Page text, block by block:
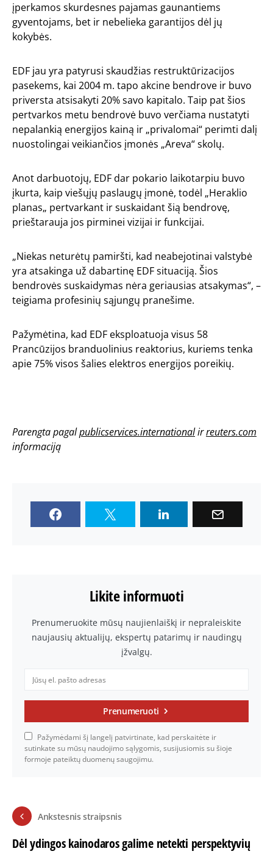
įperkamos skurdesnes pajamas gaunantiems
gyventojams, bet ir nebelieka garantijos dėl jų
kokybės.
EDF jau yra patyrusi skaudžias restruktūrizacijos
pasekems, kai 2004 m. tapo akcine bendrove ir buvo
priversta atsisakyti 20% savo kapitalo. Taip pat šios
pertvarkos metu bendrovė buvo verčiama nustatyti
nepalankią energijos kainą ir „privalomai“ perimti dalį
nuostolingai veikiančios įmonės „Areva“ skolų.
Anot darbuotojų, EDF dar pokario laikotarpiu buvo
įkurta, kaip viešųjų paslaugų įmonė, todėl „Heraklio
planas„ pertvarkant ir suskaidant šią bendrovę,
prieštarauja jos pirminei vizijai ir funkcijai.
„Niekas neturėtų pamiršti, kad neabejotinai valstybė
yra atsakinga už dabartinę EDF situaciją. Šios
bendrovės suskaidymas nėra geriausias atsakymas“, –
teigiama profesinių sąjungų pranešime.
Pažymėtina, kad EDF eksploatuoja visus 58
Prancūzijos branduolinius reaktorius, kuriems tenka
apie 75% visos šalies elektros energijos poreikių.
Parengta pagalpublicservices.internationalirreuters.com
informaciją
Likite informuoti
Prenumeruokite mūsų naujienlaiškį ir nepraleiskite
naujausių aktualijų, ekspertų patarimų ir naudingų
įžvalgų.
Prenumeruoti
Pažymėdami šį langelį patvirtinate, kad perskaitėte ir
sutinkate su mūsų naudojimo sąlygomis, susijusiomis su šioje
formoje pateiktų duomenų saugojimu.
Ankstesnis straipsnis
Dėl ydingos kainodaros galime netekti perspektyvių